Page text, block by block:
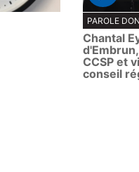
P
l
a
y
PAROLE
Chantal
CCSP et
conseil